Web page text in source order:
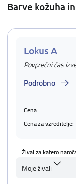
Barve kožuha
Lokus A
Povprečni čas
Podrobno
Cena:
Cena za vzreditelje:
Žival za katero
Moje živali